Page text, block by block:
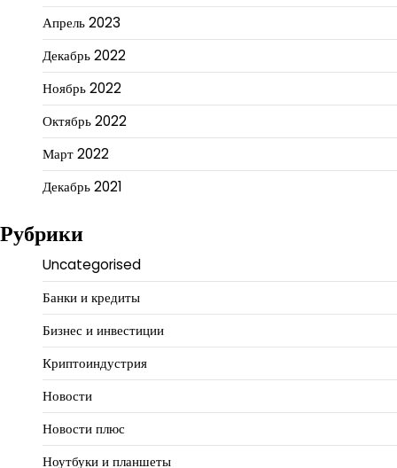
Апрель 2023
Декабрь 2022
Ноябрь 2022
Октябрь 2022
Март 2022
Декабрь 2021
Рубрики
Uncategorised
Банки и кредиты
Бизнес и инвестиции
Криптоиндустрия
Новости
Новости плюс
Ноутбуки и планшеты